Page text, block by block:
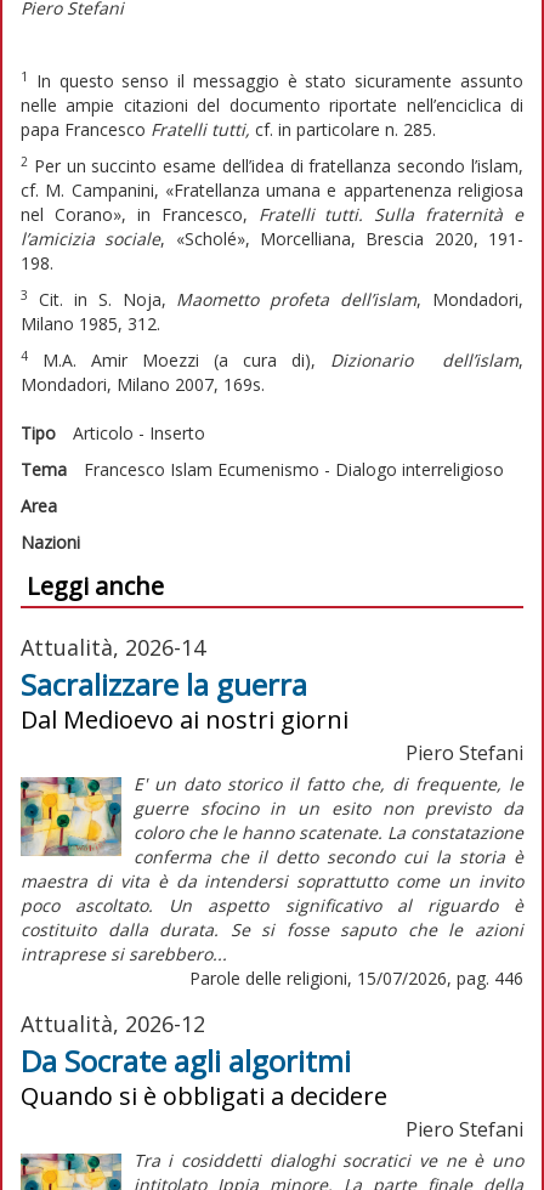
Piero Stefani
1
In questo senso il messaggio è stato sicuramente assunto
nelle ampie citazioni del documento riportate nell’enciclica di
papa Francesco Fratelli tutti, cf. in particolare n. 285.
2 Per un succinto esame dell’idea di fratellanza secondo l’islam,
cf. M. Campanini, «Fratellanza umana e appartenenza religiosa
nel Corano», in Francesco, Fratelli tutti. Sulla fraternità e
l’amicizia sociale, «Scholé», Morcelliana, Brescia 2020, 191-
198.
3 Cit. in S. Noja, Maometto profeta dell’islam, Mondadori,
Milano 1985, 312.
4 M.A. Amir Moezzi (a cura di), Dizionario dell’islam,
Mondadori, Milano 2007, 169s.
Tipo
Articolo - Inserto
Tema
Francesco Islam Ecumenismo - Dialogo interreligioso
Area
Nazioni
Leggi anche
Attualità, 2026-14
Sacralizzare la guerra
Dal Medioevo ai nostri giorni
Piero Stefani
E' un dato storico il fatto che, di frequente, le
guerre sfocino in un esito non previsto da
coloro che le hanno scatenate. La constatazione
conferma che il detto secondo cui la storia è
maestra di vita è da intendersi soprattutto come un invito
poco ascoltato. Un aspetto significativo al riguardo è
costituito dalla durata. Se si fosse saputo che le azioni
intraprese si sarebbero...
Parole delle religioni, 15/07/2026, pag. 446
Attualità, 2026-12
Da Socrate agli algoritmi
Quando si è obbligati a decidere
Piero Stefani
Tra i cosiddetti dialoghi socratici ve ne è uno
intitolato Ippia minore. La parte finale della